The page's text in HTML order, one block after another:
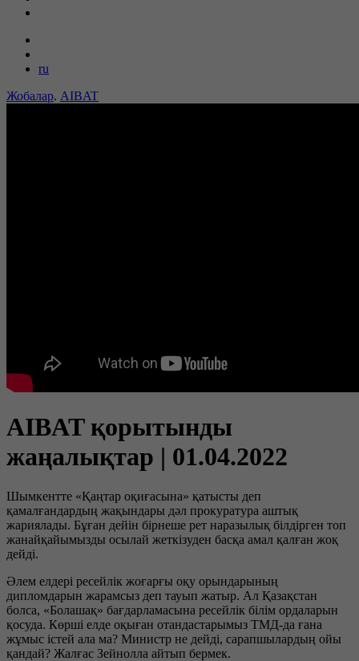
ru
Жобалар. AIBAT
AIBAT қорытынды
жаңалықтар | 01.04.2022
Шымкентте «Қаңтар оқиғасына» қатысты деп
қамалғандардың жақындары дәл прокуратура аштық
жариялады. Бұған дейін бірнеше рет наразылық білдірген топ
жанайқайымызды осылай жеткізуден басқа амал қалған жоқ
дейді.
Әлем елдері ресейлік жоғарғы оқу орындарының
дипломдарын жарамсыз деп тауып жатыр. Ал Қазақстан
болса, «Болашақ» бағдарламасына ресейлік білім ордаларын
қосуда. Көрші елде оқыған отандастарымыз ТМД-да ғана
жұмыс істей ала ма? Министр не дейді, сарапшылардың ойы
қандай? Жалғас Зейнолла айтып бермек.